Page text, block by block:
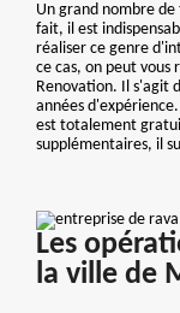
Un grand nombre de
fait, il est
réaliser ce genre
ce cas, on peut vous
Renovation. Il s'agit
années
est totalement
supplémentaires, il
Les
la ville de